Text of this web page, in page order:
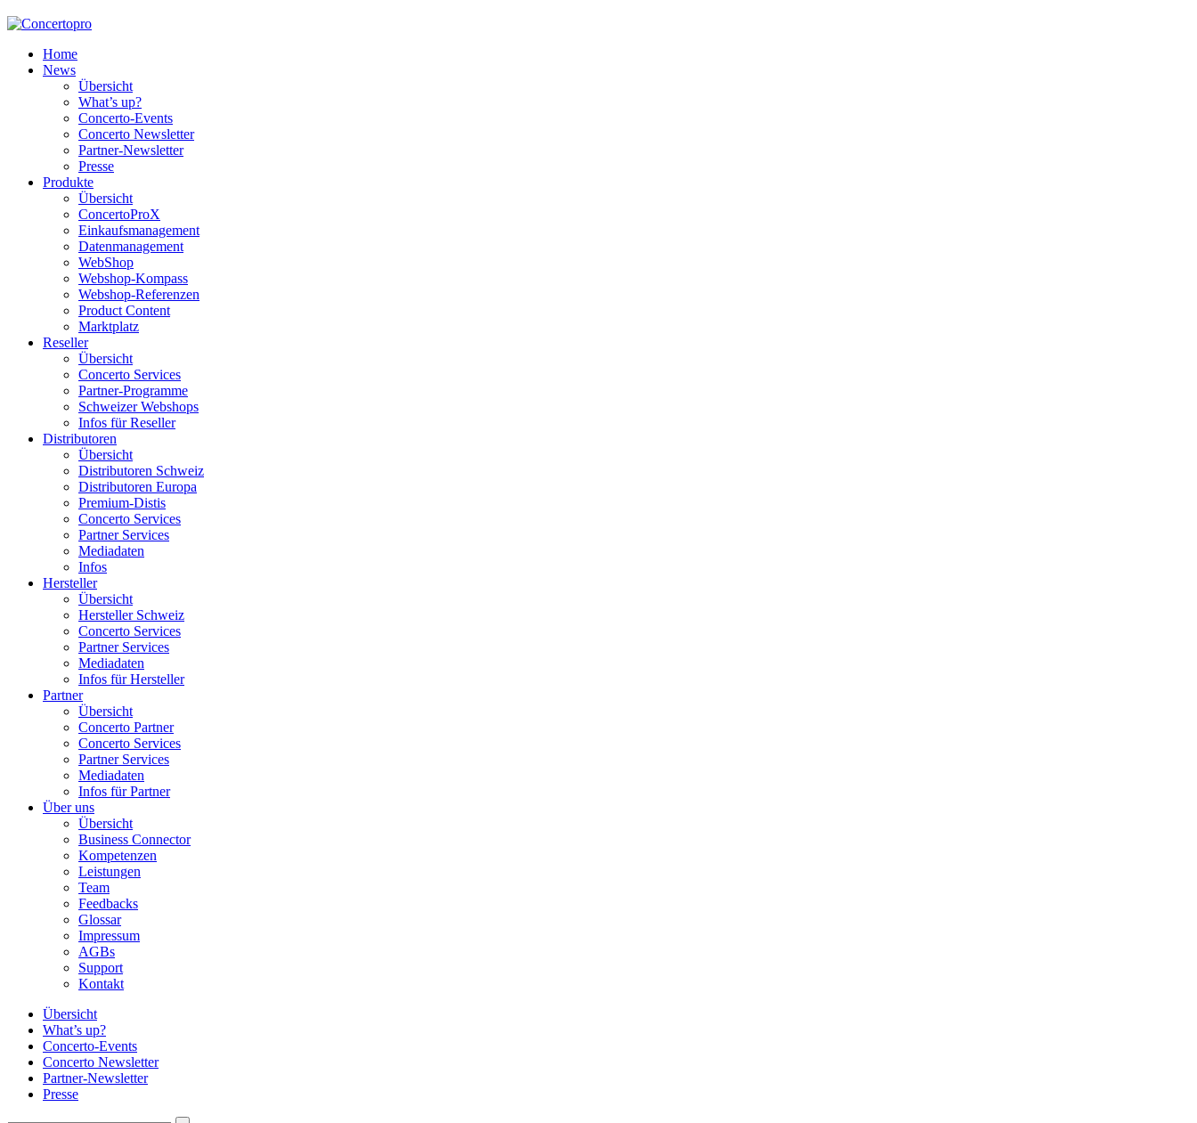
Home
News
Übersicht
What’s up?
Concerto-Events
Concerto Newsletter
Partner-Newsletter
Presse
Produkte
Übersicht
ConcertoProX
Einkaufsmanagement
Datenmanagement
WebShop
Webshop-Kompass
Webshop-Referenzen
Product Content
Marktplatz
Reseller
Übersicht
Concerto Services
Partner-Programme
Schweizer Webshops
Infos für Reseller
Distributoren
Übersicht
Distributoren Schweiz
Distributoren Europa
Premium-Distis
Concerto Services
Partner Services
Mediadaten
Infos
Hersteller
Übersicht
Hersteller Schweiz
Concerto Services
Partner Services
Mediadaten
Infos für Hersteller
Partner
Übersicht
Concerto Partner
Concerto Services
Partner Services
Mediadaten
Infos für Partner
Über uns
Übersicht
Business Connector
Kompetenzen
Leistungen
Team
Feedbacks
Glossar
Impressum
AGBs
Support
Kontakt
Übersicht
What’s up?
Concerto-Events
Concerto Newsletter
Partner-Newsletter
Presse